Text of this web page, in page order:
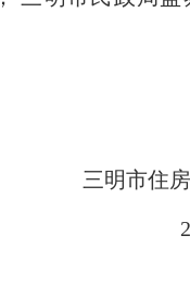
三明市住房